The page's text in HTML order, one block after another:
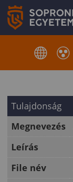
Tulajdonság
Megnevezés
Leírás
File név